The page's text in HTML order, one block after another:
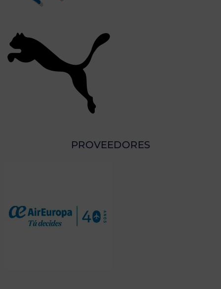
PROVEEDORES